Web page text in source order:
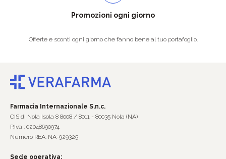
Promozioni ogni giorno
Offerte e sconti ogni giorno che fanno bene al tuo portafoglio.
Farmacia Internazionale S.n.c.
CIS di Nola Isola 8 8008 / 8011 - 80035 Nola (NA)
P.Iva : 02048690974
Numero REA: NA-929325
Sede operativa: